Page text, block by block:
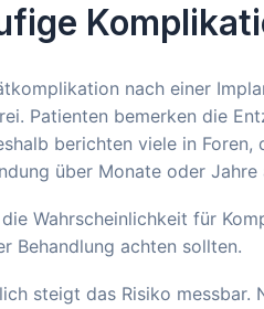
nach einer
Patienten bemerken die
berichten viele in Foren,
über Monate oder Jahre
Wahrscheinlichkeit für
Behandlung achten sollten.
steigt das Risiko